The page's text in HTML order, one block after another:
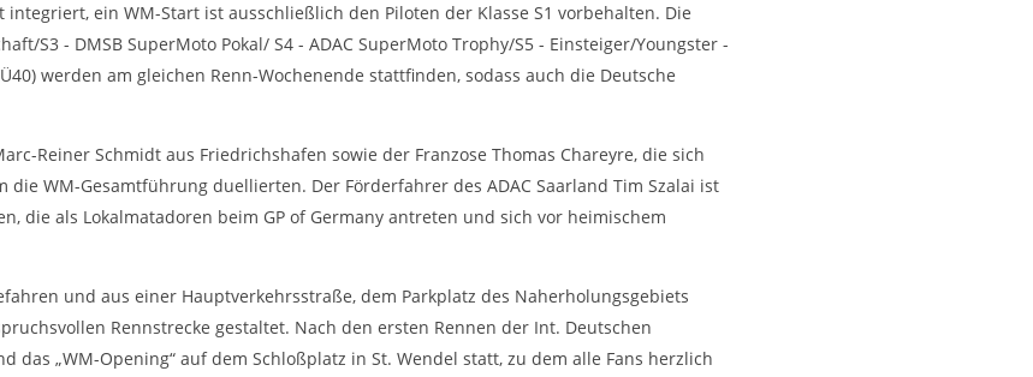
ein WM-Start ist ausschließlich den Piloten der Klasse S1 vorbehalten. Die
S3 - DMSB SuperMoto Pokal/ S4 - ADAC SuperMoto Trophy/S5 - Einsteiger/Youngster -
werden am gleichen Renn-Wochenende stattfinden, sodass auch die Deutsche
Reiner Schmidt aus Friedrichshafen sowie der Franzose Thomas Chareyre, die sich
WM-Gesamtführung duellierten. Der Förderfahrer des ADAC Saarland Tim Szalai ist
die als Lokalmatadoren beim GP of Germany antreten und sich vor heimischem
und aus einer Hauptverkehrsstraße, dem Parkplatz des Naherholungsgebiets
Rennstrecke gestaltet. Nach den ersten Rennen der Int. Deutschen
das „WM-Opening“ auf dem Schloßplatz in St. Wendel statt, zu dem alle Fans herzlich